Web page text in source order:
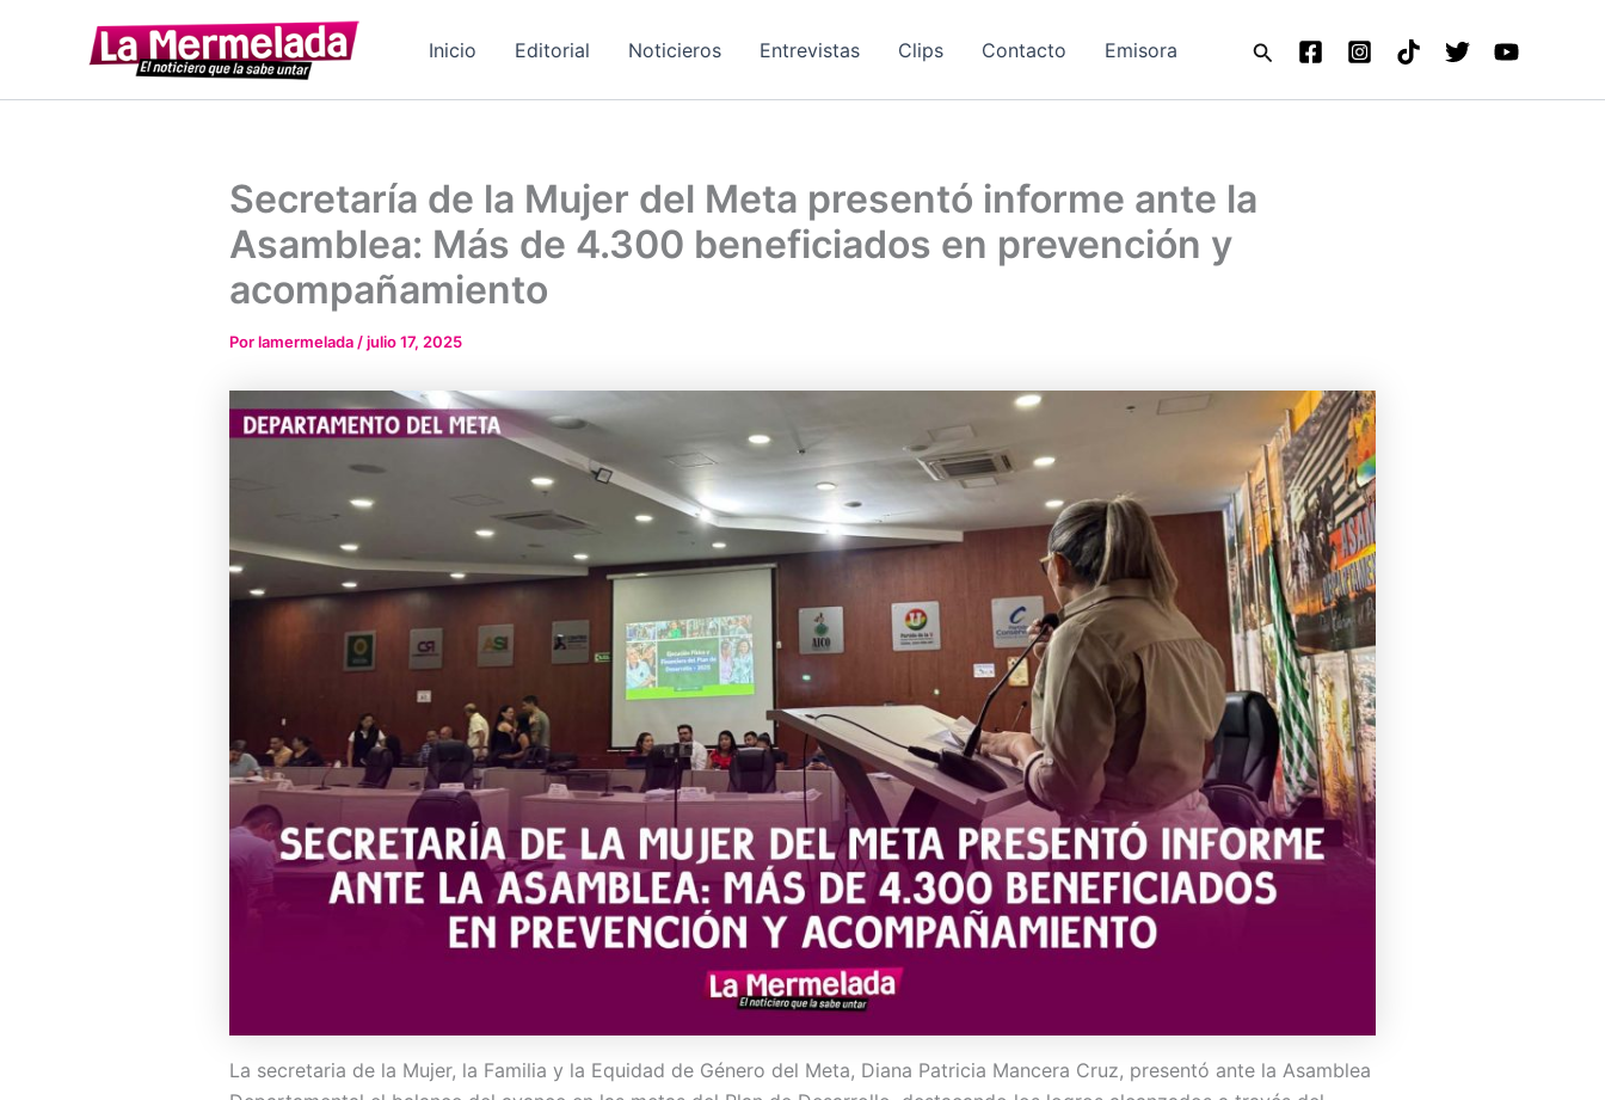
Inicio Editorial Noticieros Entrevistas Clips Contacto Emisora Buscar
Secretaría de la Mujer del Meta presentó informe ante la
Asamblea: Más de 4.300 beneficiados en prevención y
acompañamiento
Porlamermelada/julio 17, 2025
La secretaria de la Mujer, la Familia y la Equidad de Género del Meta, Diana Patricia Mancera Cruz, presentó ante la Asamblea